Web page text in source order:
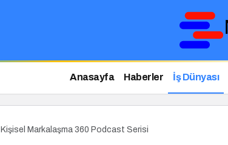
Anasayfa Haberler İş Dünyası
Kişisel Markalaşma 360 Podcast Serisi